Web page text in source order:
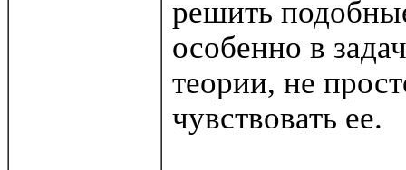
решить
особенно в
теории, не
чувствовать ее.